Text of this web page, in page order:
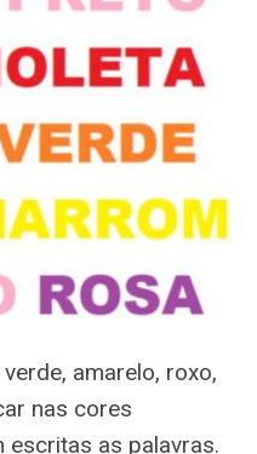
amarelo, roxo,
nas cores
escritas as palavras.